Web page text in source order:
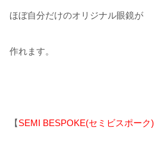
ほぼ自分だけのオリジナル眼鏡が
作れます。
【SEMI BESPOKE(セミビスポーク)